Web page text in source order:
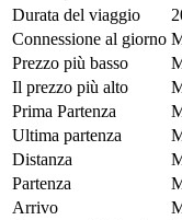
Durata del viaggio
Connessione al giorno
Prezzo più basso
Il prezzo più alto
Prima Partenza
Ultima partenza
Distanza
Partenza
Arrivo